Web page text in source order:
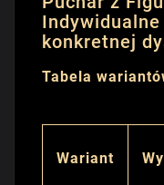
konkretnej
Tabela
Wariant